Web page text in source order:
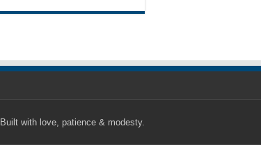
Built with love, patience & modesty.